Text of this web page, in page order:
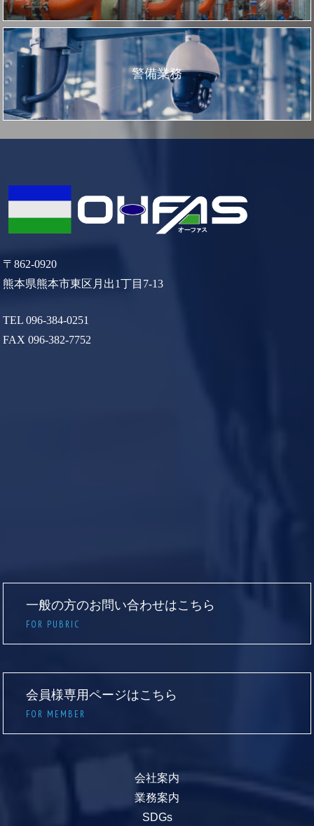
警備業務
〒862-0920
熊本県熊本市東区月出1丁目7-13
TEL 096-384-0251
FAX 096-382-7752
一般の方のお問い合わせはこちら
FOR PUBRIC
会員様専用ページはこちら
FOR MEMBER
会社案内
業務案内
SDGs